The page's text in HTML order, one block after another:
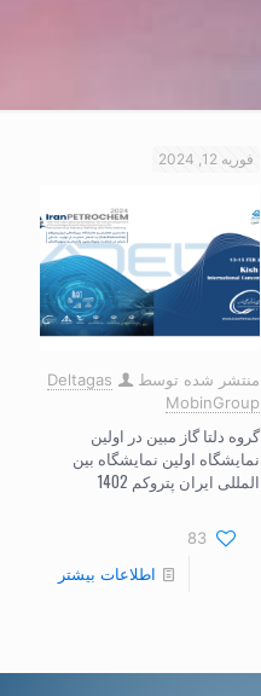
فوریه 12, 2024
منتشر شده توسط
Deltagas
MobinGroup
گروه دلتا گاز مبین در اولین
نمایشگاه اولین نمایشگاه بین
المللی ایران پتروکم 1402
83
اطلاعات بیشتر